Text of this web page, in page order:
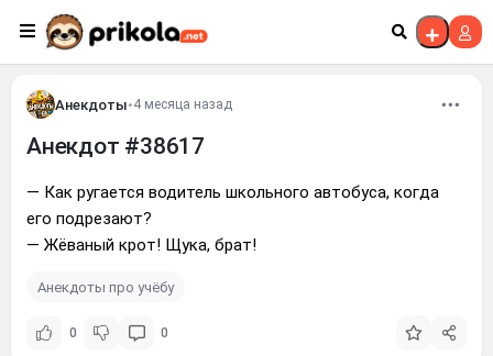
Перейти к контенту
Анекдоты•4 месяца назад
Анекдот #38617
— Как ругается водитель школьного автобуса, когда
его подрезают?
— Жёваный крот! Щука, брат!
Анекдоты про учёбу
0 0